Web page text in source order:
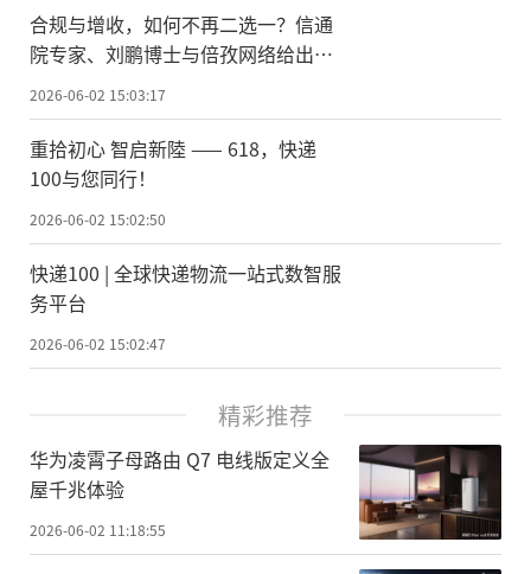
合规与增收，如何不再二选一？信通
院专家、刘鹏博士与倍孜网络给出了
一条可落地的路径
2026-06-02 15:03:17
重拾初心 智启新陸 —— 618，快递
100与您同行！
2026-06-02 15:02:50
快递100 | 全球快递物流一站式数智服
务平台
2026-06-02 15:02:47
精彩推荐
华为凌霄子母路由 Q7 电线版定义全
屋千兆体验
2026-06-02 11:18:55